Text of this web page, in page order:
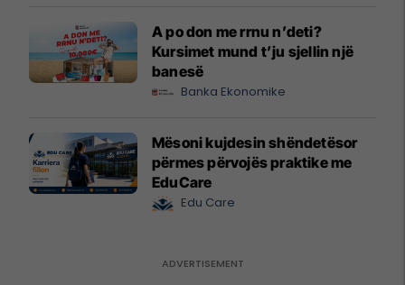
A po don me rrnu n’deti?
Kursimet mund t’ju sjellin një
banesë
Banka Ekonomike
Mësoni kujdesin shëndetësor
përmes përvojës praktike me
EduCare
Edu Care